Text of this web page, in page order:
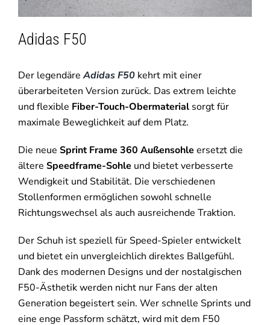
Adidas F50
Der legendäreAdidas F50kehrt mit einer
überarbeiteten Version zurück. Das extrem leichte
und flexible Fiber-Touch-Obermaterialsorgt für
maximale Beweglichkeit auf dem Platz.
Die neue Sprint Frame 360 Außensohle ersetzt die
ältere Speedframe-Sohle und bietet verbesserte
Wendigkeit und Stabilität. Die verschiedenen
Stollenformen ermöglichen sowohl schnelle
Richtungswechsel als auch ausreichende Traktion.
Der Schuh ist speziell für Speed-Spieler entwickelt
und bietet ein unvergleichlich direktes Ballgefühl.
Dank des modernen Designs und der nostalgischen
F50-Ästhetik werden nicht nur Fans der alten
Generation begeistert sein. Wer schnelle Sprints und
eine enge Passform schätzt, wird mit dem F50